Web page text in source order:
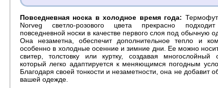
Повседневная носка в холодное время года:
Norveg светло-розового цвета прекрасно
повседневной носки в качестве первого слоя под обычную
Она незаметна, обеспечит дополнительное тепло и
особенно в холодные осенние и зимние дни. Ее можно
свитер, толстовку или куртку, создавая многослойный
который легко адаптируется к меняющимся погодным
Благодаря своей тонкости и незаметности, она не добавит
вашей одежде.